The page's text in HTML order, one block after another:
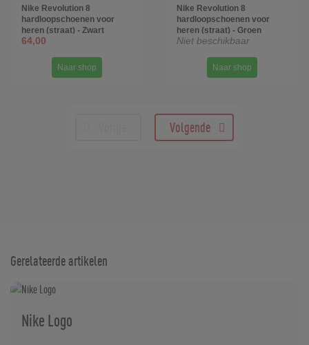
Nike Revolution 8
hardloopschoenen voor
heren (straat) - Zwart
64,00
Naar shop
Nike Revolution 8
hardloopschoenen voor
heren (straat) - Groen
Niet beschikbaar
Naar shop
Volgende
Gerelateerde artikelen
Nike Logo